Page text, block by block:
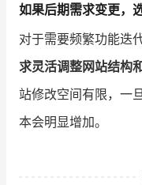
如果后期需求变更，
对于需要频繁功能迭
求灵活调整网站结构
站修改空间有限，一
本会明显增加。